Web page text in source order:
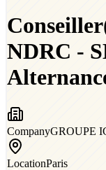
NDRC -
CompanyGROUPE
LocationParis